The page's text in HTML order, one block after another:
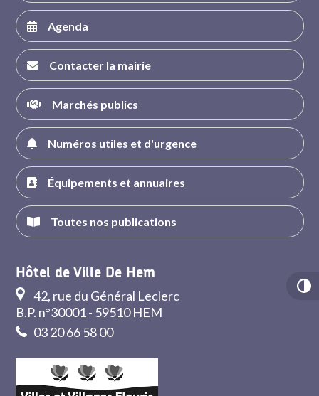
Agenda
Contacter la mairie
Marchés publics
Numéros utiles et d'urgence
Équipements et annuaires
Toutes nos publications
Hôtel de Ville De Hem
42, rue du Général Leclerc
B.P. n°30001 - 59510 HEM
03 20 66 58 00